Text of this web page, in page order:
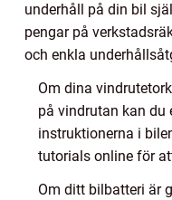
underhåll på din bil
pengar på
och enkla
Om dina
på vindrutan kan du
instruktionerna i
tutorials online för
Om ditt bilbatteri är